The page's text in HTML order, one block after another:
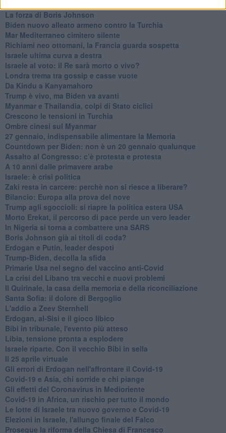
La forza di Boris Johnson
Biden nuovo alleato armeno contro la Turchia
Mar Mediterraneo cimitero silente
Richiami neo ottomani, la Francia guarda sospetta
Israele ultima curva a destra
Israele al voto: il Re sarà morto o vivo?
Londra trema tra gossip e casse vuote
Da Kindu a Kanyamahoro
Trump è vivo, ma Biden va avanti
Myanmar e Thailandia, colpi di Stato ciclici
Crescono le tensioni in Turchia
Ombre cinesi sul Myanmar
27 gennaio, indispensabile alimentare la Memoria
Countdown per Biden: non è un 20 gennaio qualunque
Assalto al Congresso: c’è protesta e protesta
A 10 anni dalle primavere arabe
Israele: è crisi politica
Zaki resta in carcere: perchè non si riesce a liberare?
Bilancio: Europa alla prova del nove
Trump agli sgoccioli: si riapre la politica estera USA
Morto Erekat, il percorso di pace perde un vero leader
In Nigeria si torna a combattere una SARS
Boris Johnson già ai titoli di coda?
Erdogan e Putin, leader despoti
Trump-Biden, decolla la sfida
Primarie Usa nel segno del vaccino anti-Covid
La crisi del Libano tra vecchi e nuovi problemi
Il Quirinale, la casa della memoria e della riconciliazione
Santa Sofia: il dolore di Bergoglio
L'addio a ​Zeev Sternhell
Erdogan, al-Sisi e il gioco libico
Bibi in tribunale, l'evento più atteso
Libia, tensione pronta a esplodere
Israele riparte. Con il vecchio Bibi in sella
Il 25 aprile virtuale
Gli errori di Erdogan nell'affrontare il Covid-19
Covid-19 e Asia, chi sorride e chi piange
Gli effetti del Coronavirus in Medioriente
Covid-19 in Africa, un rischio per tutto il mondo
Le lotte di Israele tra nuovo governo e Covid-19
Elezioni in Israele, l'allungo finale del Falco
Prosegue la riforma della Chiesa di Francesco